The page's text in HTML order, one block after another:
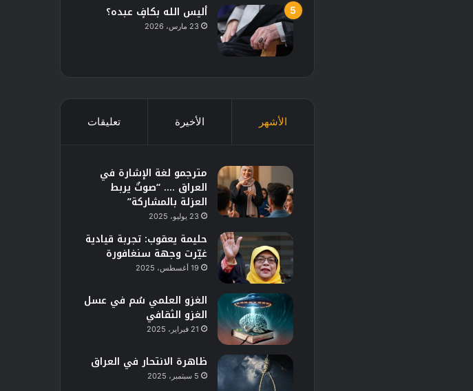
أليس الله بكافٍ عبده؟
23 مارس، 2026
الأشهر الأخيرة تعليقات
مترجمو لغة الإشارة في
العراق …. “صوتٌ يربط
العزلة بالمشاركة”
23 يوليو، 2025
حليمة يعقوب: تجربة قيادية
غيّرت وجهة سنغافورة
19 أغسطس، 2025
الغزو العلمي سُم في عسل
الغزو الثقافي
21 فبراير، 2025
ظاهرة الانتحار في العراق
5 سبتمبر، 2025